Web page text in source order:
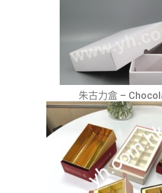
朱古力盒 –